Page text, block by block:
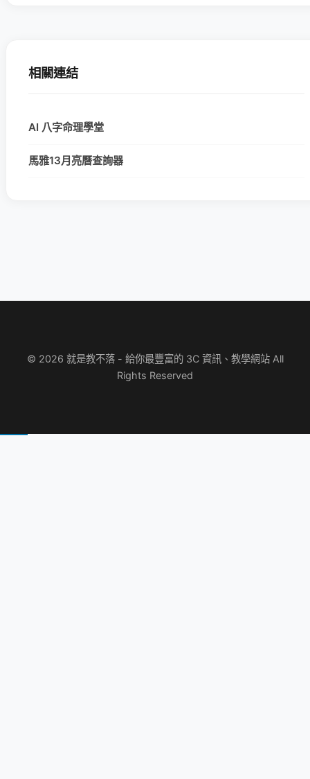
相關連結
AI 八字命理學堂
馬雅13月亮曆查詢器
© 2026 就是教不落 - 給你最豐富的 3C 資訊、教學網站 All
Rights Reserved